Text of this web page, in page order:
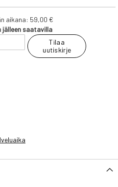
aikana: 59,00 €
saatavilla
Tilaa
uutiskirje